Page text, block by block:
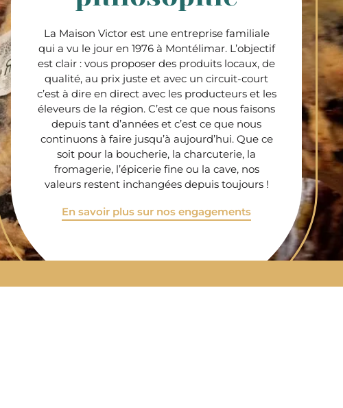
La Maison Victor est une entreprise familiale
qui a vu le jour en 1976 à Montélimar. L’objectif
est clair : vous proposer des produits locaux, de
qualité, au prix juste et avec un circuit-court
c’est à dire en direct avec les producteurs et les
éleveurs de la région. C’est ce que nous faisons
depuis tant d’années et c’est ce que nous
continuons à faire jusqu’à aujourd’hui. Que ce
soit pour la boucherie, la charcuterie, la
fromagerie, l’épicerie fine ou la cave, nos
valeurs restent inchangées depuis toujours !
En savoir plus sur nos engagements